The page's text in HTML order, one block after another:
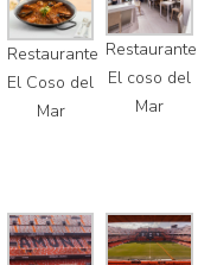
Restaurante
El Coso del
Mar
Restaurante
El coso del
Mar